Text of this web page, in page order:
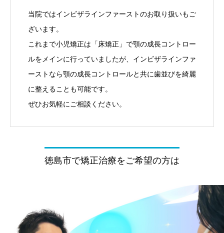
当院ではインビザラインファーストのお取り扱いもご
ざいます。
これまで小児矯正は「床矯正」で顎の成長コントロー
ルをメインに行っていましたが、インビザラインファ
ーストなら顎の成長コントロールと共に歯並びを綺麗
に整えることも可能です。
ぜひお気軽にご相談ください。
徳島市で矯正治療をご希望の方は